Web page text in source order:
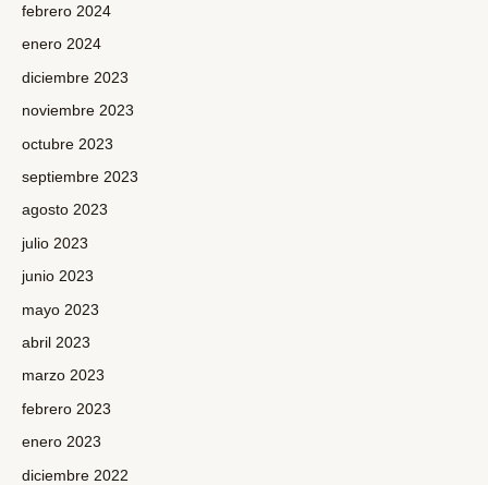
febrero 2024
enero 2024
diciembre 2023
noviembre 2023
octubre 2023
septiembre 2023
agosto 2023
julio 2023
junio 2023
mayo 2023
abril 2023
marzo 2023
febrero 2023
enero 2023
diciembre 2022